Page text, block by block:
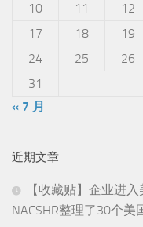
10
11 12
17
18 19
24
25 26
31
« 7 月
近期文章
【收藏贴】企业进
NACSHR整理了30个